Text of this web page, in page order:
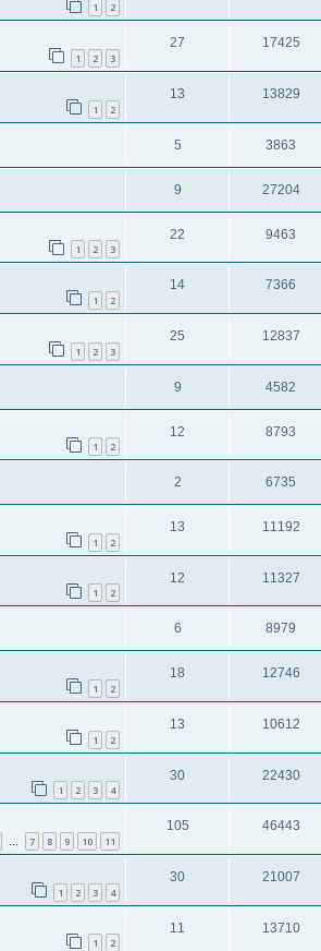
1 2
1 2 3
27 17425
1 2
13 13829
5 3863
9 27204
1 2 3
22 9463
1 2
14 7366
1 2 3
25 12837
9 4582
1 2
12 8793
2 6735
1 2
13 11192
1 2
12 11327
6 8979
1 2
18 12746
1 2
13 10612
1 2 3 4
30 22430
… 7 8 9 10 11
105 46443
1 2 3 4
30 21007
1 2
11 13710